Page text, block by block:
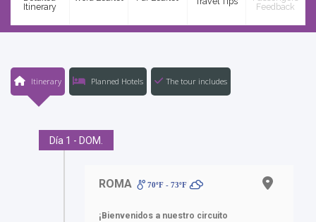
Itinerary
Feedback
Itinerary Planned Hotels The tour includes
Día 1 - DOM.
ROMA 70ºF - 73ºF
¡Bienvenidos a nuestro circuito